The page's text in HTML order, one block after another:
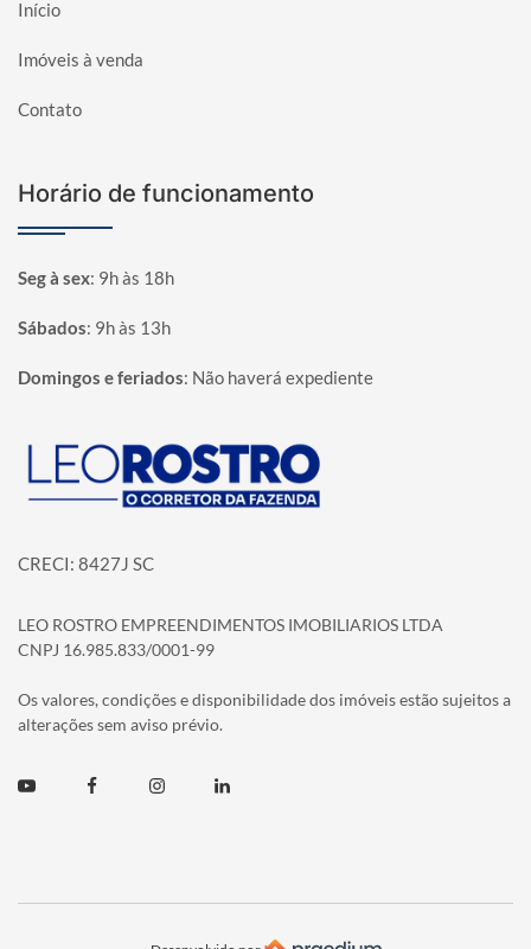
Início
Imóveis à venda
Contato
Horário de funcionamento
Seg à sex: 9h às 18h
Sábados: 9h às 13h
Domingos e feriados: Não haverá expediente
Página inicial
CRECI: 8427J SC
LEO ROSTRO EMPREENDIMENTOS IMOBILIARIOS LTDA
CNPJ 16.985.833/0001-99
Os valores, condições e disponibilidade dos imóveis estão sujeitos a
alterações sem aviso prévio.
Youtube FacebookInstagramLinkedin